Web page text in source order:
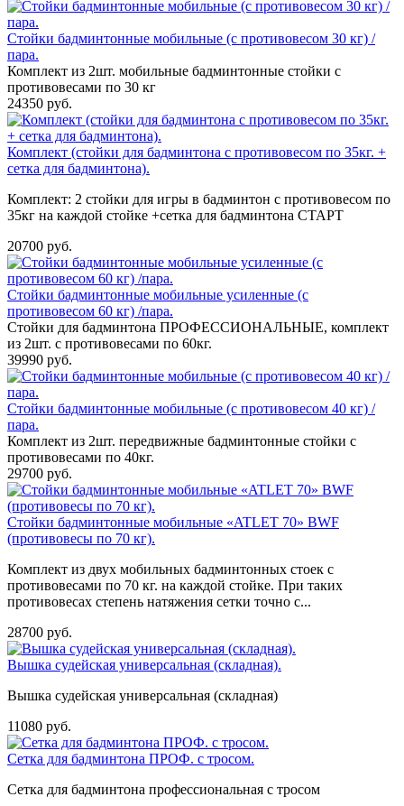
Стойки бадминтонные мобильные (с противовесом 30 кг) /
пара.
Комплект из 2шт. мобильные бадминтонные стойки с
противовесами по 30 кг
24350 руб.
Комплект (стойки для бадминтона с противовесом по 35кг. +
сетка для бадминтона).
Комплект: 2 стойки для игры в бадминтон с противовесом по
35кг на каждой стойке +сетка для бадминтона СТАРТ
20700 руб.
Стойки бадминтонные мобильные усиленные (с
противовесом 60 кг) /пара.
Стойки для бадминтона ПРОФЕССИОНАЛЬНЫЕ, комплект
из 2шт. с противовесами по 60кг.
39990 руб.
Стойки бадминтонные мобильные (с противовесом 40 кг) /
пара.
Комплект из 2шт. передвижные бадминтонные стойки с
противовесами по 40кг.
29700 руб.
Стойки бадминтонные мобильные «ATLET 70» BWF
(противовесы по 70 кг).
Комплект из двух мобильных бадминтонных стоек с
противовесами по 70 кг. на каждой стойке. При таких
противовесах степень натяжения сетки точно с...
28700 руб.
Вышка судейская универсальная (складная).
Вышка судейская универсальная (складная)
11080 руб.
Сетка для бадминтона ПРОФ. с тросом.
Сетка для бадминтона профессиональная с тросом